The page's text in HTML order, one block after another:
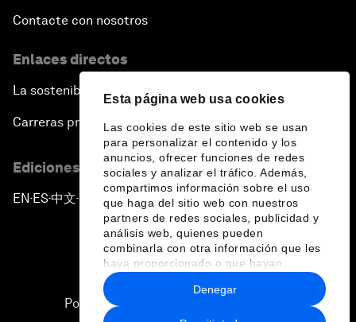
Esta página web usa cookies
Las cookies de este sitio web se usan
para personalizar el contenido y los
anuncios, ofrecer funciones de redes
sociales y analizar el tráfico. Además,
compartimos información sobre el uso
que haga del sitio web con nuestros
partners de redes sociales, publicidad y
análisis web, quienes pueden
combinarla con otra información que les
haya proporcionado o que hayan
recopilado a partir del uso que haya
hecho de sus servicios.
Denegar
Contacte con nosotros
Enlaces directos
La sostenibilidad en el Foro
Carreras profesionales
Ediciones en otros idiomas
EN ▪ES▪中文▪ 日本語
Política de privacidad y normas de uso